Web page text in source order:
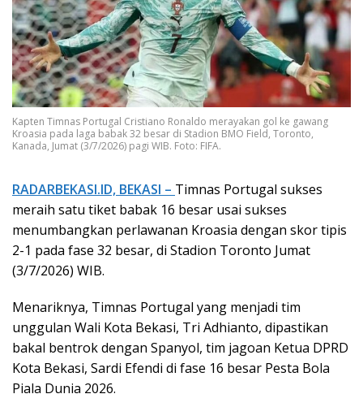
Kapten Timnas Portugal Cristiano Ronaldo merayakan gol ke gawang
Kroasia pada laga babak 32 besar di Stadion BMO Field, Toronto,
Kanada, Jumat (3/7/2026) pagi WIB. Foto: FIFA.
RADARBEKASI.ID, BEKASI – Timnas Portugal sukses
meraih satu tiket babak 16 besar usai sukses
menumbangkan perlawanan Kroasia dengan skor tipis
2-1 pada fase 32 besar, di Stadion Toronto Jumat
(3/7/2026) WIB.
Menariknya, Timnas Portugal yang menjadi tim
unggulan Wali Kota Bekasi, Tri Adhianto, dipastikan
bakal bentrok dengan Spanyol, tim jagoan Ketua DPRD
Kota Bekasi, Sardi Efendi di fase 16 besar Pesta Bola
Piala Dunia 2026.